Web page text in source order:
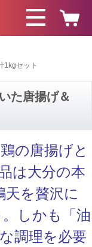
1kgセット
た唐揚げ＆
の唐揚げと
は大分の本
天を贅沢に
しかも「油
調理を必要